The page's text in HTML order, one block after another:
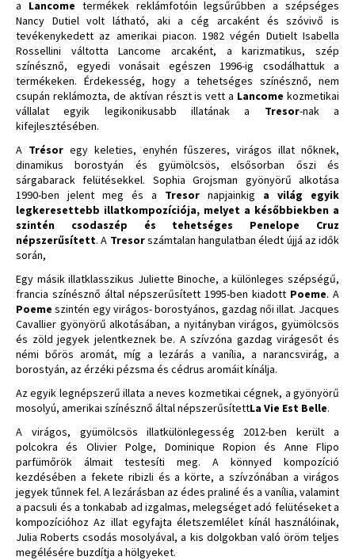
a Lancome termékek reklámfotóin legsűrűbben a szépséges
Nancy Dutiel volt látható, aki a cég arcaként és szóvivő is
tevékenykedett az amerikai piacon. 1982 végén Dutielt Isabella
Rossellini váltotta Lancome arcaként, a karizmatikus, szép
színésznő, egyedi vonásait egészen 1996-ig csodálhattuk a
termékeken. Érdekesség, hogy a tehetséges színésznő, nem
csupán reklámozta, de aktívan részt is vett a Lancome kozmetikai
vállalat egyik legikonikusabb illatának a Tresor-nak a
kifejlesztésében.
A Trésoregy keleties, enyhén fűszeres, virágos illat nőknek,
dinamikus borostyán és gyümölcsös, elsősorban őszi és
sárgabarack felütésekkel. Sophia Grojsman gyönyörű alkotása
1990-ben jelent meg és a Tresor napjainkig a világ egyik
legkeresettebb illatkompozíciója, melyet a későbbiekben a
szintén csodaszép és tehetséges Penelope Cruz
népszerűsített. A Tresorszámtalan hangulatban éledt újjá az idők
során,
Egy másik illatklasszikus Juliette Binoche, a különleges szépségű,
francia színésznő által népszerűsített 1995-ben kiadott Poeme. A
Poemeszintén egy virágos- borostyános, gazdag női illat. Jacques
Cavallier gyönyörű alkotásában, a nyitányban virágos, gyümölcsös
és zöld jegyek jelentkeznek be. A szívzóna gazdag virágesőt és
némi bőrös aromát, míg a lezárás a vanília, a narancsvirág, a
borostyán, az érzéki pézsma és cédrus aromáit kínálja.
Az egyik legnépszerű illata a neves kozmetikai cégnek, a gyönyörű
mosolyú, amerikai színésznő által népszerűsítettLa Vie Est Belle.
A virágos, gyümölcsös illatkülönlegesség 2012-ben került a
polcokra és Olivier Polge, Dominique Ropion és Anne Flipo
parfümőrök álmait testesíti meg. A könnyed kompozíció
kezdésében a fekete ribizli és a körte, a szívzónában a virágos
jegyek tűnnek fel. A lezárásban az édes praliné és a vanília, valamint
a pacsuli és a tonkabab ad izgalmas, melegséget adó felütéseket a
kompozícióhoz Az illat egyfajta életszemlélet kínál használóinak,
Julia Roberts csodás mosolyával, a kis dolgokban való öröm teljes
megélésére buzdítja a hölgyeket.